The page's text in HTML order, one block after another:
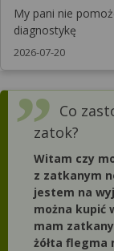
My pani nie
diagnostykę
2026-07-20
Co
zatok?
Witam czy
z zatkanym
jestem na
można kupić
mam
żółta flegma